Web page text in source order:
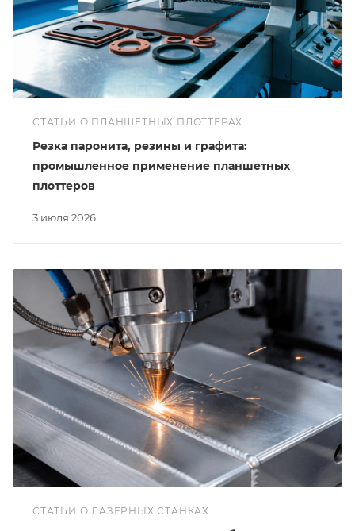
СТАТЬИ О ПЛАНШЕТНЫХ ПЛОТТЕРАХ
3 июля 2026
Резка паронита, резины и графита:
промышленное применение планшетных
плоттеров
СТАТЬИ О ЛАЗЕРНЫХ СТАНКАХ